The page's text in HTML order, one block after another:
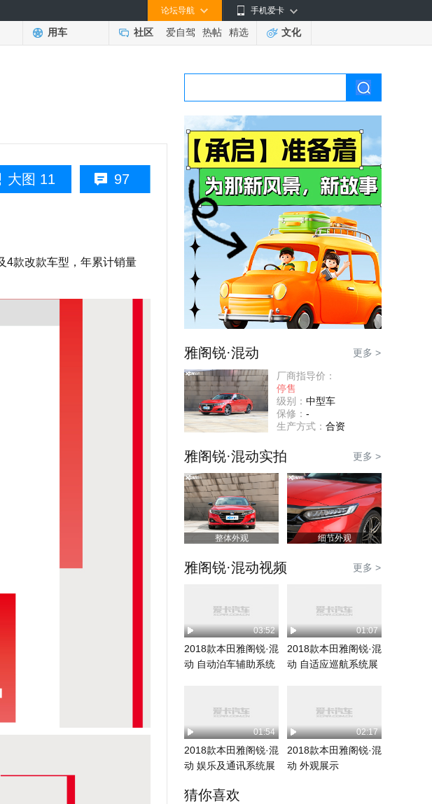
手机爱卡
论坛导航
用车 社区 爱自驾 热帖 精选 文化
97
大图 11
款改款车型，年累计销量
雅阁锐·混动 更多 >
厂商指导价：
停售
级别： 中型车
保修： -
生产方式： 合资
雅阁锐·混动实拍 更多 >
整体外观 细节外观
雅阁锐·混动视频 更多 >
03:52
2018款本田雅阁锐·混
动 自动泊车辅助系统
01:07
2018款本田雅阁锐·混
动 自适应巡航系统展
01:54
2018款本田雅阁锐·混
动 娱乐及通讯系统展
02:17
2018款本田雅阁锐·混
动 外观展示
猜你喜欢